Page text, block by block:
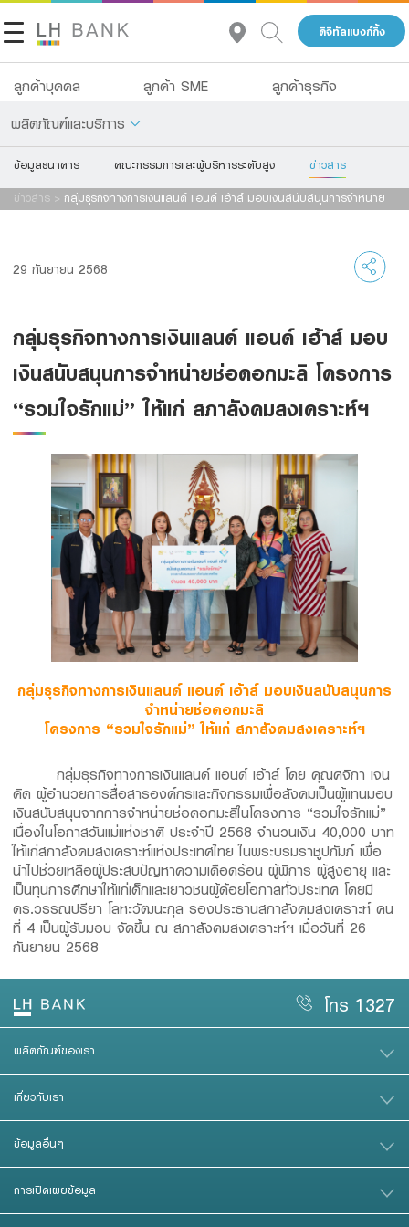
ดิจิทัลแบงก์กิ้ง
ลูกค้าบุคคล ลูกค้า SME ลูกค้าธุรกิจ
ผลิตภัณฑ์และบริการ
เกี่ยวกับเรา
ติดต่อเรา
โทร 1327 TH EN
เงินฝาก
บริการ
ดิจิทัลแบงก์กิ้ง
Family Banking
Foreigners
ข้อมูลธนาคาร คณะกรรมการและผู้บริหารระดับสูง ข่าวสาร
ข่าวสาร > กลุ่มธุรกิจทางการเงินแลนด์ แอนด์ เฮ้าส์ มอบเงินสนับสนุนการจำหน่าย
29 กันยายน 2568
กลุ่มธุรกิจทางการเงินแลนด์ แอนด์ เฮ้าส์ มอบ
เงินสนับสนุนการจำหน่ายช่อดอกมะลิ โครงการ
“รวมใจรักแม่” ให้แก่ สภาสังคมสงเคราะห์ฯ
กลุ่มธุรกิจทางการเงินแลนด์ แอนด์ เฮ้าส์ มอบเงินสนับสนุนการ
จำหน่ายช่อดอกมะลิ
โครงการ “รวมใจรักแม่” ให้แก่ สภาสังคมสงเคราะห์ฯ
กลุ่มธุรกิจทางการเงินแลนด์ แอนด์ เฮ้าส์ โดย คุณศจิกา เจน
คิด ผู้อำนวยการสื่อสารองค์กรและกิจกรรมเพื่อสังคมเป็นผู้แทนมอบ
เงินสนับสนุนจากการจำหน่ายช่อดอกมะลิในโครงการ “รวมใจรักแม่”
เนื่องในโอกาสวันแม่แห่งชาติ ประจำปี 2568 จำนวนเงิน 40,000 บาท
ให้แก่สภาสังคมสงเคราะห์แห่งประเทศไทย ในพระบรมราชูปภัมภ์ เพื่อ
นำไปช่วยเหลือผู้ประสบปัญหาความเดือดร้อน ผู้พิการ ผู้สูงอายุ และ
เป็นทุนการศึกษาให้แก่เด็กและเยาวชนผู้ด้อยโอกาสทั่วประเทศ โดยมี
ดร.วรรณปรียา โลหะวัฒนะกุล รองประธานสภาสังคมสงเคราะห์ คน
ที่ 4 เป็นผู้รับมอบ จัดขึ้น ณ สภาสังคมสงเคราะห์ฯ เมื่อวันที่ 26
กันยายน 2568
โทร 1327
ผลิตภัณฑ์ของเรา
เกี่ยวกับเรา
ข้อมูลอื่นๆ
การเปิดเผยข้อมูล